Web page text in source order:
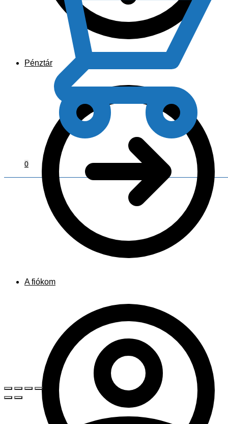
Pénztár
A fiókom
0